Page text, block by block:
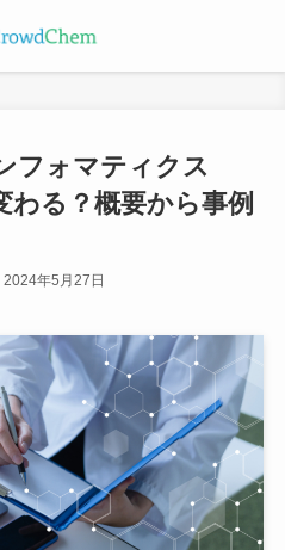
フォマティクス
わる？概要から事例
2024年5月27日